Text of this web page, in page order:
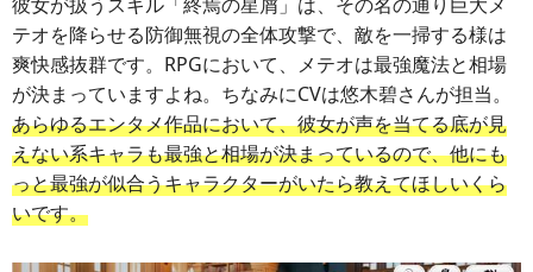
テオを降らせる防御無視の全体攻撃で、敵を一掃する様は
爽快感抜群です。RPGにおいて、メテオは最強魔法と相場
が決まっていますよね。ちなみにCVは悠木碧さんが担当。
あらゆるエンタメ作品において、彼女が声を当てる底が見
えない系キャラも最強と相場が決まっているので、他にも
っと最強が似合うキャラクターがいたら教えてほしいくら
いです。